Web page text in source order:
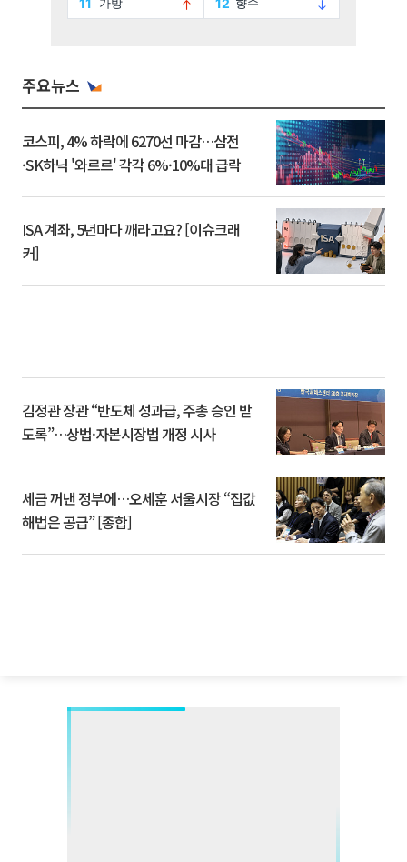
주요뉴스
코스피, 4% 하락에 6270선 마감…삼전
·SK하닉 '와르르' 각각 6%·10%대 급락
ISA 계좌, 5년마다 깨라고요? [이슈크래
커]
김정관 장관 “반도체 성과급, 주총 승인 받
도록”…상법·자본시장법 개정 시사
세금 꺼낸 정부에…오세훈 서울시장 “집값
해법은 공급” [종합]